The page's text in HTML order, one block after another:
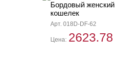
Бордовый женский
кошелек
Арт. 018D-DF-62
Цена: 2623.78